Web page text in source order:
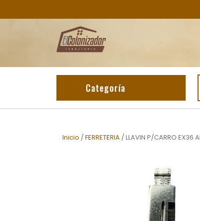
Categoría
Inicio /FERRETERIA / LLAVIN P/CARRO EX36